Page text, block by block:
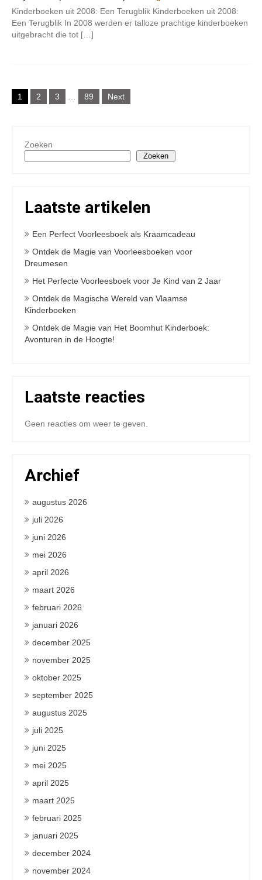
Kinderboeken uit 2008: Een Terugblik Kinderboeken uit 2008:
Een Terugblik In 2008 werden er talloze prachtige kinderboeken
uitgebracht die tot […]
Berichten
paginering
1 2 3 89 Next
Zoeken
Zoeken
Laatste artikelen
Een Perfect Voorleesboek als Kraamcadeau
Ontdek de Magie van Voorleesboeken voor
Dreumesen
Het Perfecte Voorleesboek voor Je Kind van 2 Jaar
Ontdek de Magische Wereld van Vlaamse
Kinderboeken
Ontdek de Magie van Het Boomhut Kinderboek:
Avonturen in de Hoogte!
Laatste reacties
Geen reacties om weer te geven.
Archief
augustus 2026
juli 2026
juni 2026
mei 2026
april 2026
maart 2026
februari 2026
januari 2026
december 2025
november 2025
oktober 2025
september 2025
augustus 2025
juli 2025
juni 2025
mei 2025
april 2025
maart 2025
februari 2025
januari 2025
december 2024
november 2024